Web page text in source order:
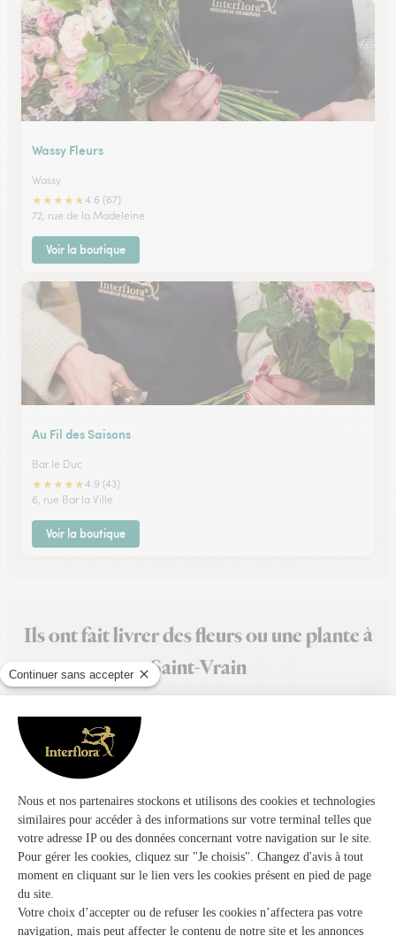
Wassy Fleurs
Wassy
★★★★★4.6 (67)
72, rue de la Madeleine
Voir la boutique
Au Fil des Saisons
Bar le Duc
★★★★★4.9 (43)
6, rue Bar la Ville
Voir la boutique
Ils ont fait livrer des fleurs ou une plante à
Saint-Vrain
★ ★ ★
Livraison impeccable merci
Livraison impeccable merci
14/04/2026
★ ★ ★ ★ ★
rapidité du site et choix ,simplicité…
rapidité du site et choix ,simplicité et livraison très pro